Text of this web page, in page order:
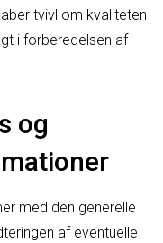
tvivl om kvaliteten
i forberedelsen af
og
med den generelle
af eventuelle